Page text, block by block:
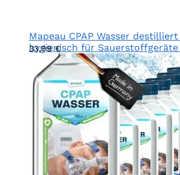
Mapeau CPAP Wasser
hygienisch für Sauerstoffgeräte
33,99€